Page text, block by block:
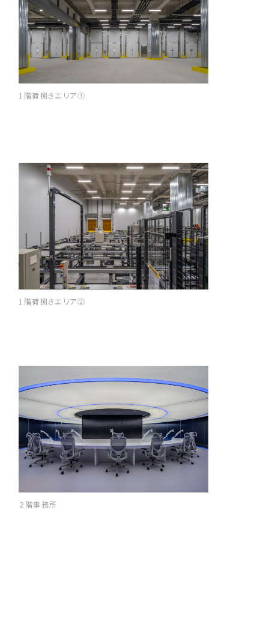
1階荷捌きエリア①
1階荷捌きエリア②
２階事務所